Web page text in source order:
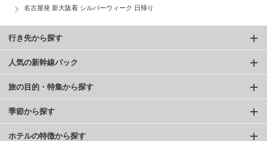
名古屋発 新大阪着 シルバーウィーク 日帰り
行き先から探す
人気の新幹線パック
旅の目的・特集から探す
季節から探す
ホテルの特徴から探す